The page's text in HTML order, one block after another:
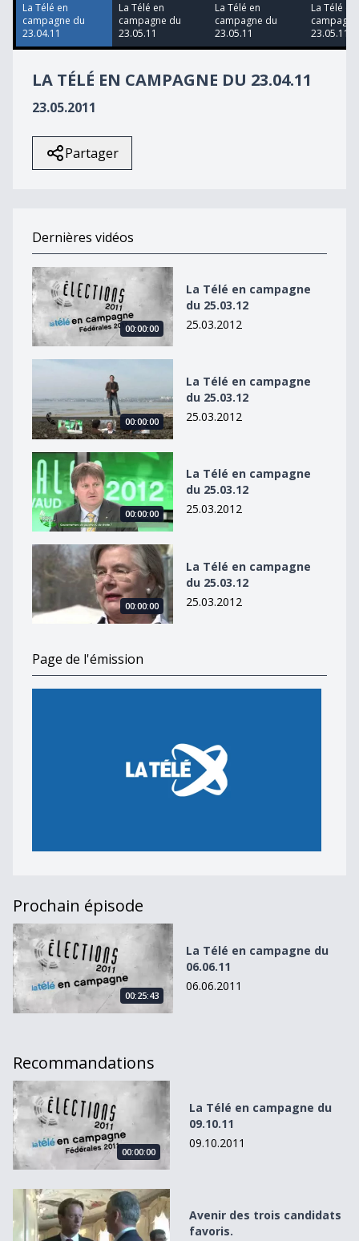
18
seconds
La Télé en
campagne du
23.04.11
La Télé en
campagne du
23.05.11
La Télé en
campagne du
23.05.11
La Télé en
23.05.11
LA TÉLÉ EN CAMPAGNE DU 23.04.11
23.05.2011
Partager
Dernières vidéos
La Télé en campagne du 25.03.12
00:00:00
La Télé en campagne
du 25.03.12
25.03.2012
La Télé en campagne du 25.03.12
00:00:00
La Télé en campagne
du 25.03.12
25.03.2012
La Télé en campagne du 25.03.12
00:00:00
La Télé en campagne
du 25.03.12
25.03.2012
La Télé en campagne du 25.03.12
00:00:00
La Télé en campagne
du 25.03.12
25.03.2012
Page de l'émission
Prochain épisode
La Télé en campagne du 06.06.11
00:25:43
La Télé en campagne du
06.06.11
06.06.2011
Recommandations
La Télé en campagne du 09.10.11
00:00:00
La Télé en campagne du
09.10.11
09.10.2011
Avenir des trois candidats favoris.
Avenir des trois candidats
favoris.